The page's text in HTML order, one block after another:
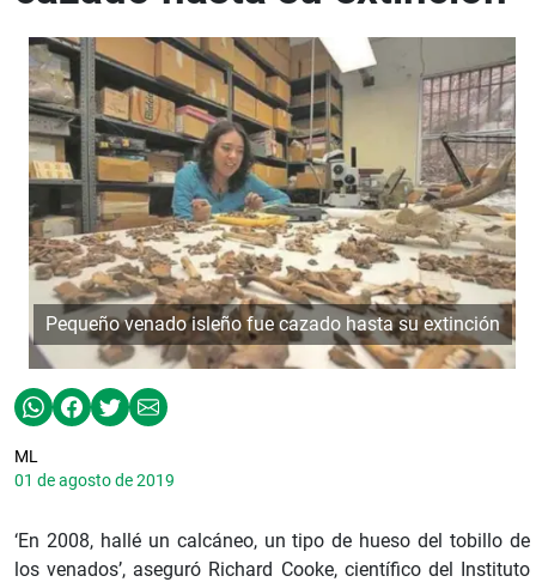
Pequeño venado isleño fue cazado hasta su extinción
ML
01 de agosto de 2019
‘En 2008, hallé un calcáneo, un tipo de hueso del tobillo de
los venados’, aseguró Richard Cooke, científico del Instituto